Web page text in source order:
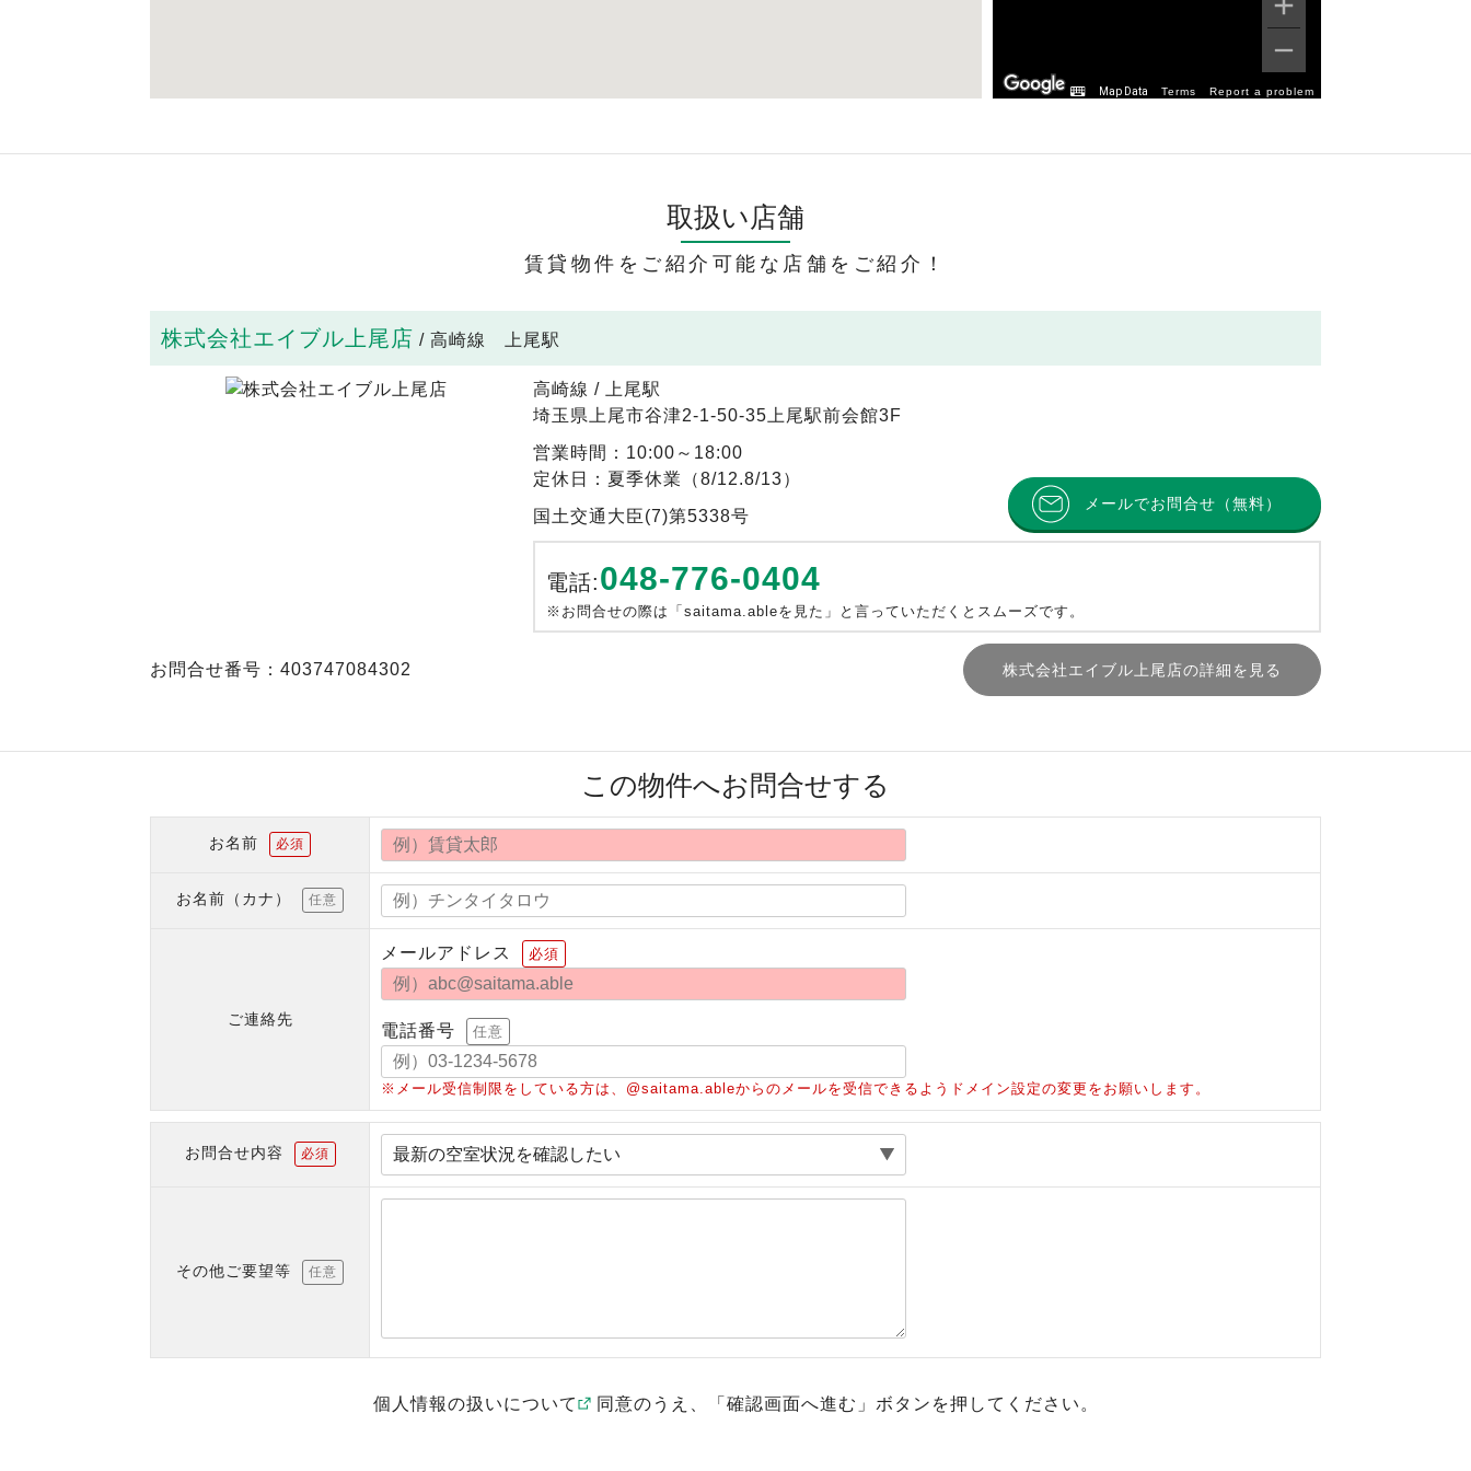
Map Data Terms Report a problem
取扱い店舗
賃貸物件をご紹介可能な店舗をご紹介！
株式会社エイブル上尾店 / 高崎線 上尾駅
高崎線 / 上尾駅
埼玉県上尾市谷津2-1-50-35上尾駅前会館3F
営業時間：10:00～18:00
定休日：夏季休業（8/12.8/13）
国土交通大臣(7)第5338号
メールでお問合せ（無料）
電話:048-776-0404
※お問合せの際は「saitama.ableを見た」と言っていただくとスムーズです。
お問合せ番号：403747084302 株式会社エイブル上尾店の詳細を見る
この物件へお問合せする
お名前 必須
お名前（カナ） 任意
ご連絡先
メールアドレス 必須
電話番号 任意
※メール受信制限をしている方は、@saitama.ableからのメールを受信できるようドメイン設定の変更をお願いします。
お問合せ内容 必須
その他ご要望等 任意
個人情報の扱いについて 同意のうえ、「確認画面へ進む」ボタンを押してください。